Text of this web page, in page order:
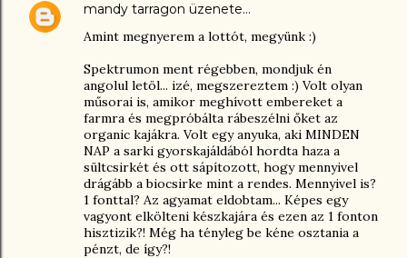
mandy tarragon üzenete…
Amint megnyerem a lottót, megyünk :)
Spektrumon ment régebben, mondjuk én
angolul letöl... izé, megszereztem :) Volt olyan
műsorai is, amikor meghívott embereket a
farmra és megpróbálta rábeszélni őket az
organic kajákra. Volt egy anyuka, aki MINDEN
NAP a sarki gyorskajáldából hordta haza a
sültcsirkét és ott sápítozott, hogy mennyivel
drágább a biocsirke mint a rendes. Mennyivel is?
1 fonttal? Az agyamat eldobtam... Képes egy
vagyont elkölteni készkajára és ezen az 1 fonton
hisztizik?! Még ha tényleg be kéne osztania a
pénzt, de így?!